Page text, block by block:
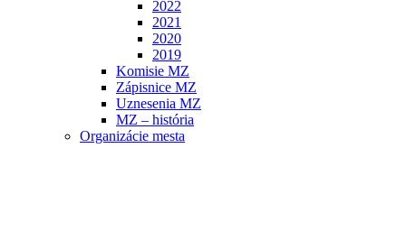
2022
2021
2020
2019
Komisie MZ
Zápisnice MZ
Uznesenia MZ
MZ – história
Organizácie mesta